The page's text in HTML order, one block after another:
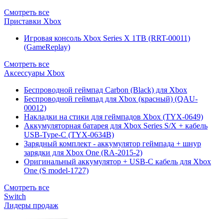
Смотреть все
Приставки Xbox
Игровая консоль Xbox Series X 1TB (RRT-00011)
(GameReplay)
Смотреть все
Аксессуары Xbox
Беспроводной геймпад Carbon (Black) для Xbox
Беспроводной геймпад для Xbox (красный) (QAU-
00012)
Накладки на стики для геймпадов Xbox (TYX-0649)
Аккумуляторная батарея для Xbox Series S/X + кабель
USB-Type-C (TYX-0634B)
Зарядный комплект - аккумулятор геймпада + шнур
зарядки для Xbox One (RA-2015-2)
Оригинальный аккумулятор + USB-C кабель для Xbox
One (S model-1727)
Смотреть все
Switch
Лидеры продаж